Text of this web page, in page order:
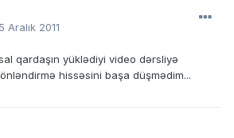
Aralık 2011
qardaşın yüklədiyi video dərsliyə
hissəsini başa düşmədim...